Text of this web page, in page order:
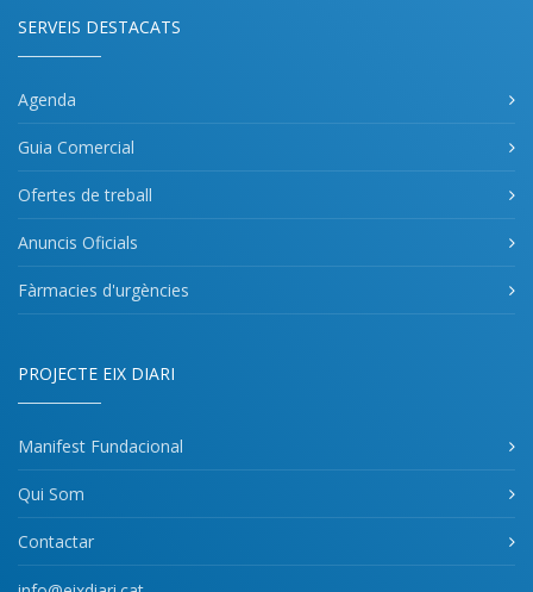
SERVEIS DESTACATS
Agenda
Guia Comercial
Ofertes de treball
Anuncis Oficials
Fàrmacies d'urgències
PROJECTE EIX DIARI
Manifest Fundacional
Qui Som
Contactar